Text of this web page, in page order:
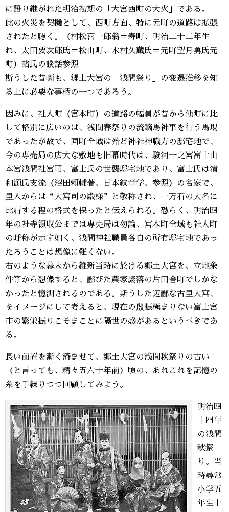
に語り継がれた明治初期の「大宮西町の大火」である。
此の火災を契機として、西町方面、特に元町の道路は拡張
されたと聴く。（村松喜一郎翁＝寿町、明治二十二年生
れ、太田要次郎氏＝松山町、木村久蔵氏＝元町望月勇氏元
町）諸氏の談話参照
斯うした昔噺も、郷土大宮の「浅間祭り」の変遷推移を知
る上に必要な事柄の一つであろう。
因みに、社人町（宮本町）の道路の幅員が昔から他町に比
して格別に広いのは、浅間春祭りの流鏑馬神事を行う馬場
であったが故で、同町全域は殆ど神社神職方の邸宅地で、
今の専売局の広大な敷地も旧幕時代は、駿河一之宮富士山
本宮浅間社宮司、富士氏の世襲邸宅地であり、富士氏は清
和源氏支流（沼田頼輔著、日本紋章学、参照）の名家で、
里人からは“大宮司の殿様”と敬称され、一万石の大名に
比肩する程の格式を保ったと伝えられる。恐らく、明治四
年の社寺領収公までは専売局は勿論、宮本町全域も社人町
の呼称が示す如く、浅間神社職員各自の所有邸宅地であっ
たろうことは想像に難くない。
右のような幕末から維新当時に於ける郷土大宮を、立地条
件等から想像すると、鄙びた農家聚落の片田舎町でしかな
かったと憶測されるのである。斯うした辺鄙な古里大宮、
をイメージにして考えると、現在の殷賑極まりない富士宮
市の繁栄振りこそまことに隔世の感があるというべきであ
る。
長い前置を漸く済ませて、郷土大宮の浅間秋祭りの古い
（と言っても、精々五六十年前）頃の、あれこれを記憶の
糸を手繰りつつ回顧してみよう。
明治四
十四年
の浅間
秋祭
り。当
時尋常
小学五
年生十